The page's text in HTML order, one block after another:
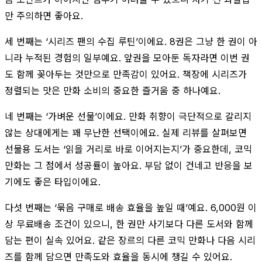
만 주의하면 좋아요.
세 번째는 ‘시리즈 팬의 수집 루틴’이에요. 8권은 그냥 한 권이 아
니라 누적된 경험의 일부예요. 앞권을 모아둔 독자라면 이번 권
도 함께 꽂아두는 것만으로 만족감이 있어요. 책장에 시리즈가
정렬되는 맛은 만화 소비의 중요한 즐거움 중 하나예요.
네 번째는 ‘가벼운 선물’이에요. 만화 취향이 극단적으로 갈리지
않는 상대에게는 꽤 무난한 선택이에요. 실제 리뷰를 살펴보면
선물용 도서는 ‘읽을 거리로 바로 이어지는지’가 중요한데, 코믹
만화는 그 점에서 성공률이 높아요. 부담 없이 건네고 반응을 보
기에도 좋은 타입이에요.
다섯 번째는 ‘묶음 구매로 배송 효율을 높일 때’예요. 6,000원 이
상 무료배송 조건이 있으니, 한 권만 사기보다 다른 도서와 함께
담는 편이 실속 있어요. 같은 장르의 다른 코믹 만화나 다음 시리
즈를 함께 담으면 만족도와 효율을 동시에 챙길 수 있어요.